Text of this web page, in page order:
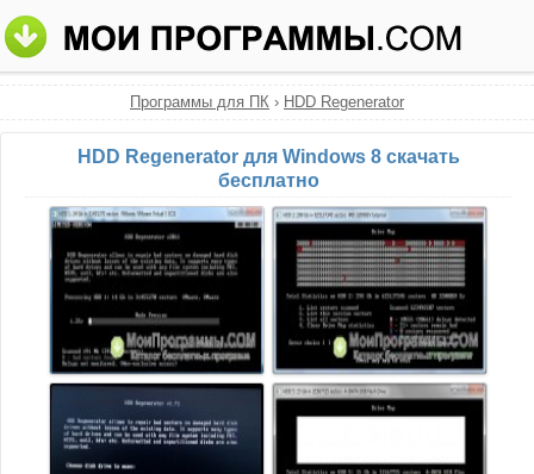
Программы для ПК › HDD Regenerator
HDD Regenerator для Windows 8 скачать
бесплатно